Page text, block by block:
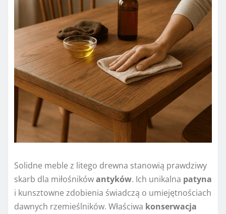
Solidne meble z litego drewna stanowią prawdziwy
skarb dla miłośnikówantyków. Ich unikalna patyna
i kunsztowne zdobienia świadczą o umiejętnościach
dawnych rzemieślników. Właściwa konserwacja